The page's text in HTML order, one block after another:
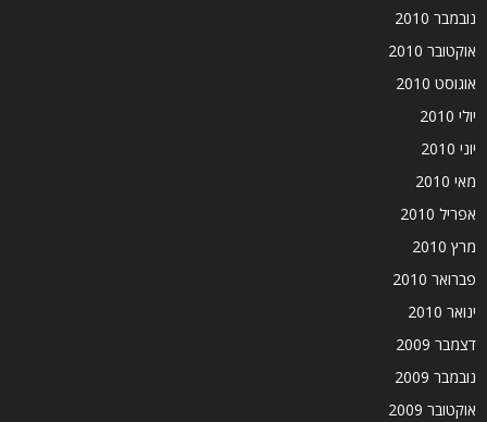
נובמבר 2010
אוקטובר 2010
אוגוסט 2010
יולי 2010
יוני 2010
מאי 2010
אפריל 2010
מרץ 2010
פברואר 2010
ינואר 2010
דצמבר 2009
נובמבר 2009
אוקטובר 2009